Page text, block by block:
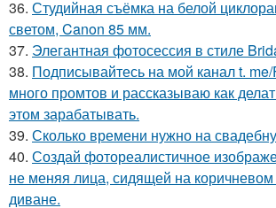
36. Студийная съёмка на белой
светом, Canon 85 мм.
37. Элегантная фотосессия в стиле
38. Подписывайтесь на мой канал t.
много промтов и рассказываю как
этом зарабатывать.
39. Сколько времени нужно на
40. Создай фотореалистичное
не меняя лица, сидящей на
диване.